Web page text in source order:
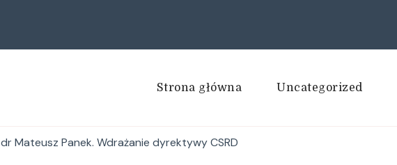
Strona główna Uncategorized
dr Mateusz Panek. Wdrażanie dyrektywy CSRD